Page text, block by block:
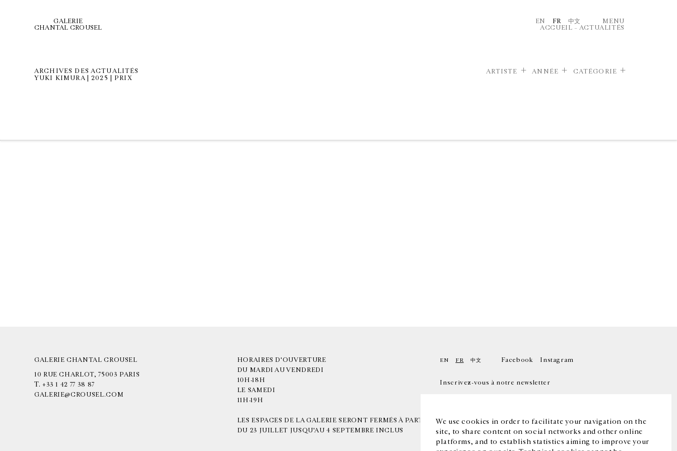
We use cookies in order to facilitate your navigation on the
site, to share content on social networks and other online
platforms, and to establish statistics aiming to improve your
GALERIE
CHANTAL CROUSEL
EN FR 中文
MENU
ACCUEIL – ACTUALITÉS
ARCHIVES DES ACTUALITÉS
YUKI KIMURA | 2025 | PRIX
ARTISTE ANNÉE CATÉGORIE
GALERIE CHANTAL CROUSEL
10 RUE CHARLOT, 75003 PARIS
T. +33 1 42 77 38 87
GALERIE@CROUSEL.COM
HORAIRES D'OUVERTURE
DU MARDI AU VENDREDI
10H-18H
LE SAMEDI
11H-19H
LES ESPACES DE LA GALERIE SERONT FERMÉS À PARTIR
DU 23 JUILLET JUSQU'AU 4 SEPTEMBRE INCLUS
EN FR 中文 Facebook Instagram
Inscrivez-vous à notre newsletter